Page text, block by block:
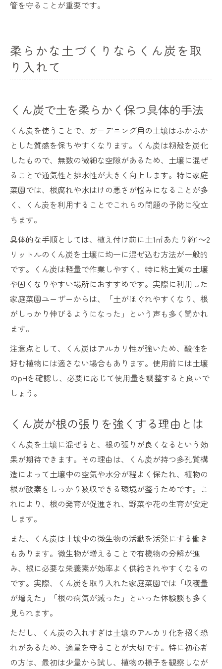
管を守ることが重要です。
柔らかな土づくりならくん炭を取
り入れて
くん炭で土を柔らかく保つ具体的手法
くん炭を使うことで、ガーデニング用の土壌はふかふか
とした質感を保ちやすくなります。くん炭は籾殻を炭化
したもので、無数の微細な空隙があるため、土壌に混ぜ
ることで通気性と排水性が大きく向上します。特に家庭
菜園では、根腐れや水はけの悪さが悩みになることが多
く、くん炭を利用することでこれらの問題の予防に役立
ちます。
具体的な手順としては、植え付け前に土1㎡あたり約1～2
リットルのくん炭を土壌に均一に混ぜ込む方法が一般的
です。くん炭は軽量で作業しやすく、特に粘土質の土壌
や固くなりやすい場所におすすめです。実際に利用した
家庭菜園ユーザーからは、「土がほぐれやすくなり、根
がしっかり伸びるようになった」という声も多く聞かれ
ます。
注意点として、くん炭はアルカリ性が強いため、酸性を
好む植物には適さない場合もあります。使用前には土壌
のpHを確認し、必要に応じて使用量を調整すると良いで
しょう。
くん炭が根の張りを強くする理由とは
くん炭を土壌に混ぜると、根の張りが良くなるという効
果が期待できます。その理由は、くん炭が持つ多孔質構
造によって土壌中の空気や水分が程よく保たれ、植物の
根が酸素をしっかり吸収できる環境が整うためです。こ
れにより、根の発育が促進され、野菜や花の生育が安定
します。
また、くん炭は土壌中の微生物の活動を活発にする働き
もあります。微生物が増えることで有機物の分解が進
み、根に必要な栄養素が効率よく供給されやすくなるの
です。実際、くん炭を取り入れた家庭菜園では「収穫量
が増えた」「根の病気が減った」といった体験談も多く
見られます。
ただし、くん炭の入れすぎは土壌のアルカリ化を招く恐
れがあるため、適量を守ることが大切です。特に初心者
の方は、最初は少量から試し、植物の様子を観察しなが